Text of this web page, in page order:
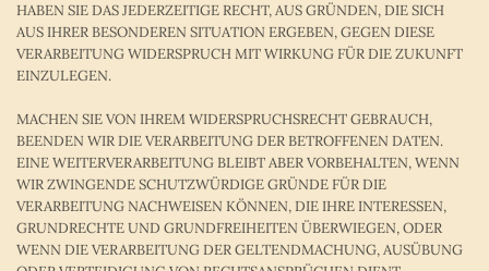
HABEN SIE DAS JEDERZEITIGE RECHT, AUS GRÜNDEN, DIE SICH
AUS IHRER BESONDEREN SITUATION ERGEBEN, GEGEN DIESE
VERARBEITUNG WIDERSPRUCH MIT WIRKUNG FÜR DIE ZUKUNFT
EINZULEGEN.
MACHEN SIE VON IHREM WIDERSPRUCHSRECHT GEBRAUCH,
BEENDEN WIR DIE VERARBEITUNG DER BETROFFENEN DATEN.
EINE WEITERVERARBEITUNG BLEIBT ABER VORBEHALTEN, WENN
WIR ZWINGENDE SCHUTZWÜRDIGE GRÜNDE FÜR DIE
VERARBEITUNG NACHWEISEN KÖNNEN, DIE IHRE INTERESSEN,
GRUNDRECHTE UND GRUNDFREIHEITEN ÜBERWIEGEN, ODER
WENN DIE VERARBEITUNG DER GELTENDMACHUNG, AUSÜBUNG